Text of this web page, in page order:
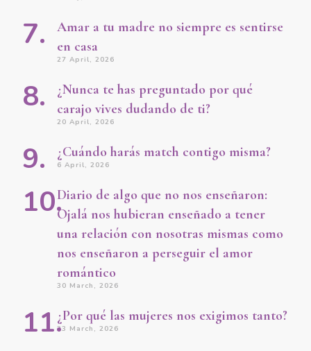
Amar a tu madre no siempre es sentirse
en casa
27 April, 2026
¿Nunca te has preguntado por qué
carajo vives dudando de ti?
20 April, 2026
¿Cuándo harás match contigo misma?
6 April, 2026
Diario de algo que no nos enseñaron:
Ojalá nos hubieran enseñado a tener
una relación con nosotras mismas como
nos enseñaron a perseguir el amor
romántico
30 March, 2026
¿Por qué las mujeres nos exigimos tanto?
23 March, 2026